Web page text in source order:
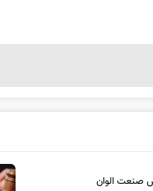
صنعت الوان